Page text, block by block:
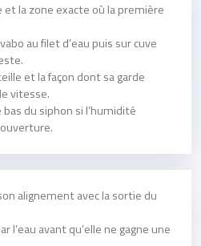
et la zone exacte où la première
au filet d’eau puis sur cuve
et la façon dont sa garde
vitesse.
du siphon si l’humidité
alignement avec la sortie du
l’eau avant qu’elle ne gagne une